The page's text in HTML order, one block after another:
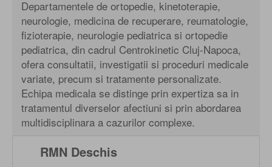
Departamentele de ortopedie, kinetoterapie,
neurologie, medicina de recuperare, reumatologie,
fizioterapie, neurologie pediatrica si ortopedie
pediatrica, din cadrul Centrokinetic Cluj-Napoca,
ofera consultatii, investigatii si proceduri medicale
variate, precum si tratamente personalizate.
Echipa medicala se distinge prin expertiza sa in
tratamentul diverselor afectiuni si prin abordarea
multidisciplinara a cazurilor complexe.
RMN Deschis